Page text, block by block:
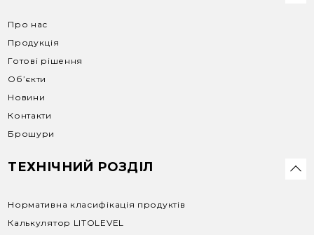
Про нас
Продукція
Готові рішення
Об’єкти
Новини
Контакти
Брошури
ТЕХНІЧНИЙ РОЗДІЛ
Нормативна класифікація продуктів
Калькулятор LITOLEVEL